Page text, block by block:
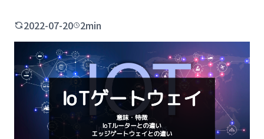
ビッグデータ
MNO
MVNO
スマート漁業
2022-07-20 2min